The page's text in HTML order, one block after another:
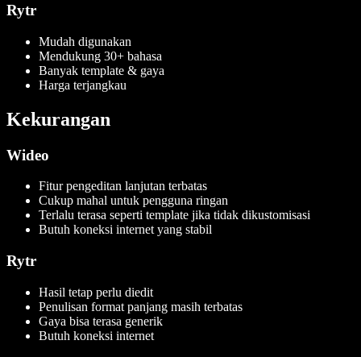
Rytr
Mudah digunakan
Mendukung 30+ bahasa
Banyak template & gaya
Harga terjangkau
Kekurangan
Wideo
Fitur pengeditan lanjutan terbatas
Cukup mahal untuk pengguna ringan
Terlalu terasa seperti template jika tidak dikustomisasi
Butuh koneksi internet yang stabil
Rytr
Hasil tetap perlu diedit
Penulisan format panjang masih terbatas
Gaya bisa terasa generik
Butuh koneksi internet